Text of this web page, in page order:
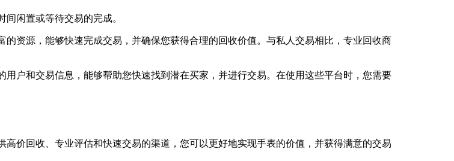
闲置或等待交易的完成。
资源，能够快速完成交易，并确保您获得合理的回收价值。与私人交易相比，专业回收商
户和交易信息，能够帮助您快速找到潜在买家，并进行交易。在使用这些平台时，您需要
价回收、专业评估和快速交易的渠道，您可以更好地实现手表的价值，并获得满意的交易